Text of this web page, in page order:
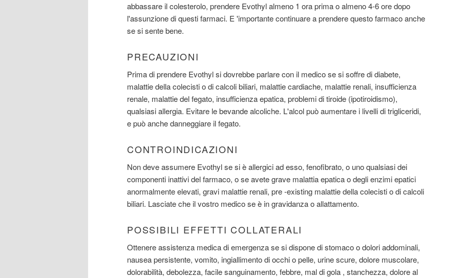
abbassare il colesterolo, prendere Evothyl almeno 1 ora prima o almeno 4-6 ore dopo
l'assunzione di questi farmaci. E 'importante continuare a prendere questo farmaco anche
se si sente bene.
PRECAUZIONI
Prima di prendere Evothyl si dovrebbe parlare con il medico se si soffre di diabete,
malattie della colecisti o di calcoli biliari, malattie cardiache, malattie renali, insufficienza
renale, malattie del fegato, insufficienza epatica, problemi di tiroide (ipotiroidismo),
qualsiasi allergia. Evitare le bevande alcoliche. L'alcol può aumentare i livelli di trigliceridi,
e può anche danneggiare il fegato.
CONTROINDICAZIONI
Non deve assumere Evothyl se si è allergici ad esso, fenofibrato, o uno qualsiasi dei
componenti inattivi del farmaco, o se avete grave malattia epatica o degli enzimi epatici
anormalmente elevati, gravi malattie renali, pre -existing malattie della colecisti o di calcoli
biliari. Lasciate che il vostro medico se è in gravidanza o allattamento.
POSSIBILI EFFETTI COLLATERALI
Ottenere assistenza medica di emergenza se si dispone di stomaco o dolori addominali,
nausea persistente, vomito, ingiallimento di occhi o pelle, urine scure, dolore muscolare,
dolorabilità, debolezza, facile sanguinamento, febbre, mal di gola , stanchezza, dolore al